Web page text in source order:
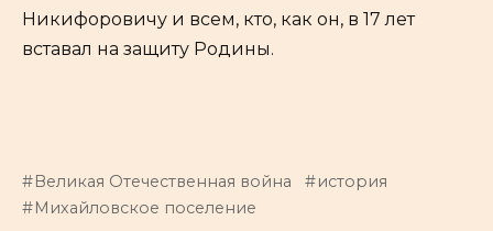
Никифоровичу и всем, кто, как он, в 17 лет
вставал на защиту Родины.
Великая Отечественная война
история
Михайловское поселение